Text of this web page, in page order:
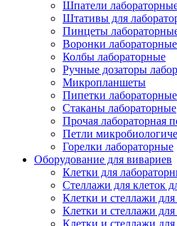
Шпатели
Штативы для
Пинцеты
Воронки лабораторные
Колбы лабораторные
Ручные дозаторы
Микропланшеты
Пипетки лабораторные
Стаканы лабораторные
Прочая лабораторная
Петли
Горелки лабораторные
Оборудование для вивариев
Клетки для
Стеллажи для клеток
Клетки и стеллажи
Клетки и стеллажи
Клетки и стеллажи